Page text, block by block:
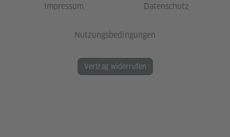
Impressum Datenschutz
Nutzungsbedingungen
Vertrag widerrufen